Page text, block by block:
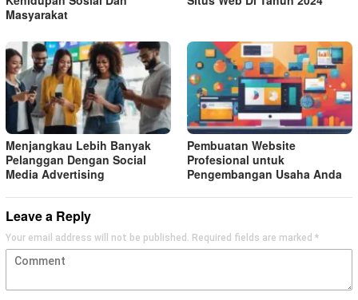
Masyarakat
Menjangkau Lebih Banyak
Pelanggan Dengan Social
Media Advertising
Pembuatan Website
Profesional untuk
Pengembangan Usaha Anda
Leave a Reply
Your email address will not be published. Required fields are marked *